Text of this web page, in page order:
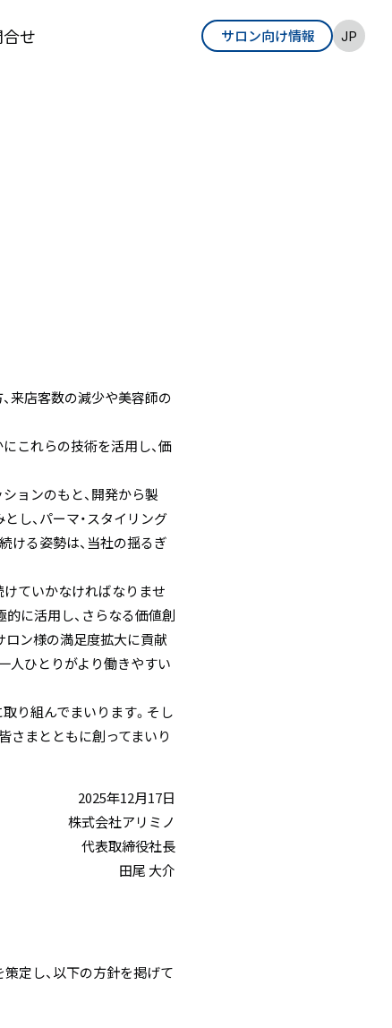
サロン向け情報 EN
JP
せ
来店客数の減少や美容師の
これらの技術を活用し、価
ョンのもと、開発から製
し、パーマ・スタイリング
ける姿勢は、当社の揺るぎ
けていかなければなりませ
に活用し、さらなる価値創
ロン様の満足度拡大に貢献
人ひとりがより働きやすい
り組んでまいります。そし
さまとともに創ってまいり
2025年12月17日
株式会社アリミノ
代表取締役社長
田尾 大介
定し、以下の方針を掲げて